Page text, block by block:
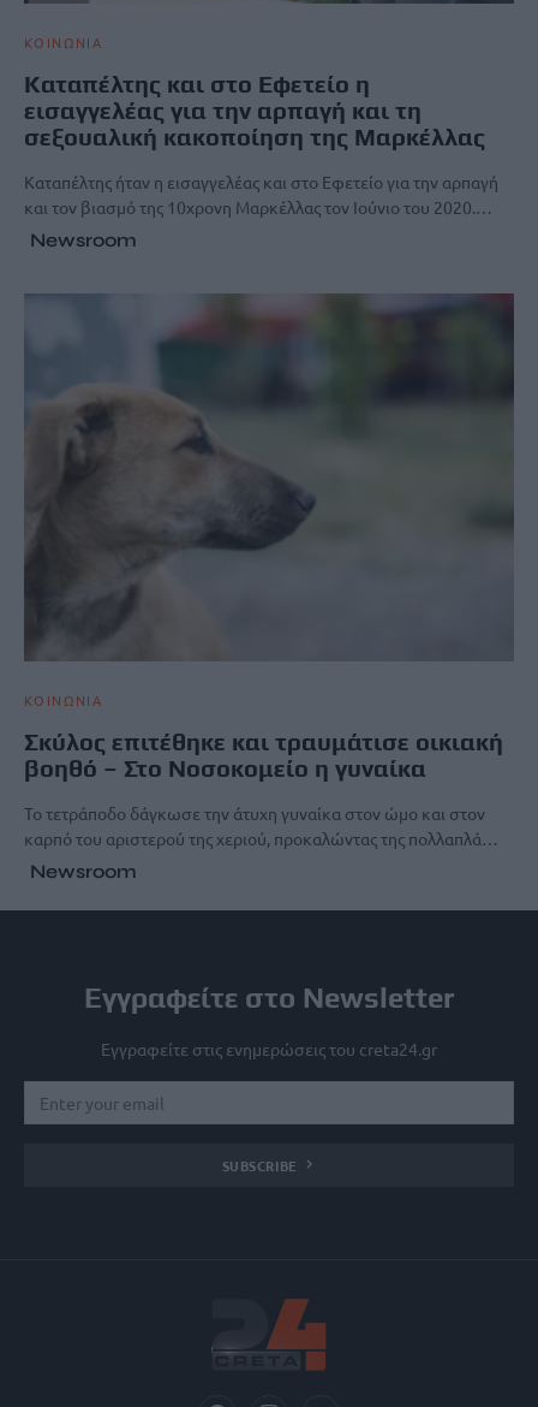
ΚΟΙΝΩΝΙΑ
Καταπέλτης και στο Εφετείο η
εισαγγελέας για την αρπαγή και τη
σεξουαλική κακοποίηση της Μαρκέλλας
Καταπέλτης ήταν η εισαγγελέας και στο Εφετείο για την αρπαγή
και τον βιασμό της 10χρονη Μαρκέλλας τον Ιούνιο του 2020.…
Newsroom
ΚΟΙΝΩΝΙΑ
Σκύλος επιτέθηκε και τραυμάτισε οικιακή
βοηθό – Στο Νοσοκομείο η γυναίκα
Το τετράποδο δάγκωσε την άτυχη γυναίκα στον ώμο και στον
καρπό του αριστερού της χεριού, προκαλώντας της πολλαπλά…
Newsroom
Εγγραφείτε στο Newsletter
Εγγραφείτε στις ενημερώσεις του creta24.gr
SUBSCRIBE